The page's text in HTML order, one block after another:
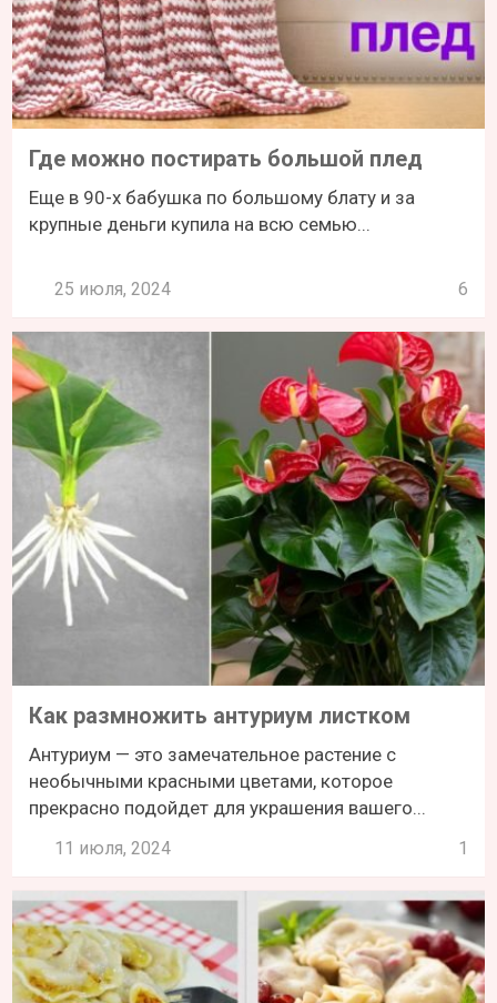
Где можно постирать большой плед
Еще в 90-х бабушка по большому блату и за
крупные деньги купила на всю семью...
25 июля, 2024 6
Как размножить антуриум листком
Антуриум — это замечательное растение с
необычными красными цветами, которое
прекрасно подойдет для украшения вашего...
11 июля, 2024 1